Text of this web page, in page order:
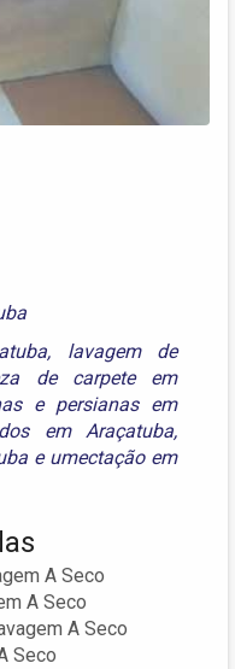
, lavagem de
de carpete em
e persianas em
em Araçatuba,
e umectação em
A Seco
A Seco
A Seco
Seco